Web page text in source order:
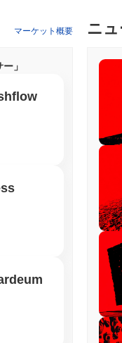
マーケット概要
」
ニ